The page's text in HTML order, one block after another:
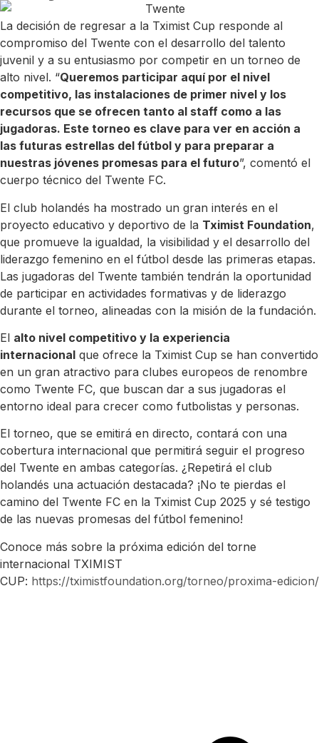
La decisión de regresar a la Tximist Cup responde al
compromiso del Twente con el desarrollo del talento
juvenil y a su entusiasmo por competir en un torneo de
alto nivel. “Queremos participar aquí por el nivel
competitivo, las instalaciones de primer nivel y los
recursos que se ofrecen tanto al staff como a las
jugadoras. Este torneo es clave para ver en acción a
las futuras estrellas del fútbol y para preparar a
nuestras jóvenes promesas para el futuro”, comentó el
cuerpo técnico del Twente FC.
El club holandés ha mostrado un gran interés en el
proyecto educativo y deportivo de la Tximist Foundation,
que promueve la igualdad, la visibilidad y el desarrollo del
liderazgo femenino en el fútbol desde las primeras etapas.
Las jugadoras del Twente también tendrán la oportunidad
de participar en actividades formativas y de liderazgo
durante el torneo, alineadas con la misión de la fundación.
El alto nivel competitivo y la experiencia
internacional que ofrece la Tximist Cup se han convertido
en un gran atractivo para clubes europeos de renombre
como Twente FC, que buscan dar a sus jugadoras el
entorno ideal para crecer como futbolistas y personas.
El torneo, que se emitirá en directo, contará con una
cobertura internacional que permitirá seguir el progreso
del Twente en ambas categorías. ¿Repetirá el club
holandés una actuación destacada? ¡No te pierdas el
camino del Twente FC en la Tximist Cup 2025 y sé testigo
de las nuevas promesas del fútbol femenino!
Conoce más sobre la próxima edición del torne
internacional TXIMIST
CUP: https://tximistfoundation.org/torneo/proxima-edicion/